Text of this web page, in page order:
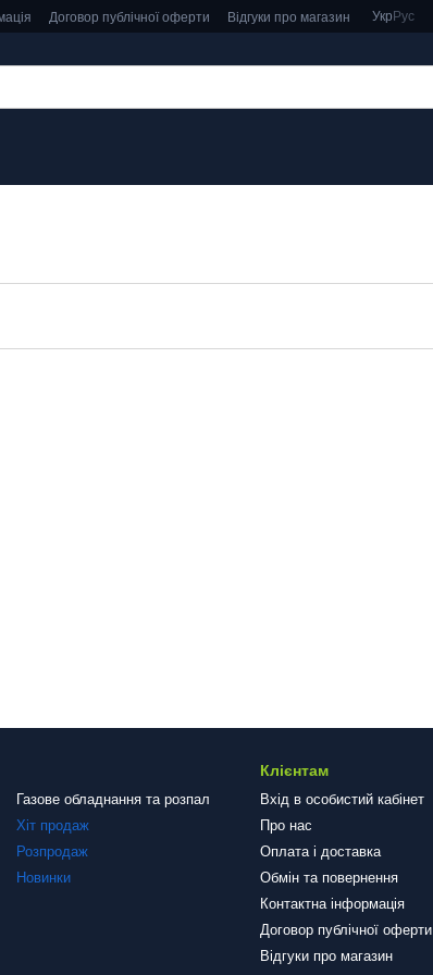
Договор публічної оферти Відгуки про магазин Укр Рус
Газове обладнання та розпал
Хіт продаж
Розпродаж
Новинки
Клієнтам
Вхід в особистий кабінет
Про нас
Оплата і доставка
Обмін та повернення
Контактна інформація
Договор публічної оферти
Відгуки про магазин